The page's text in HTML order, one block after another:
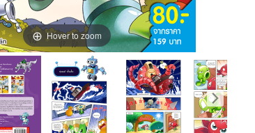
Hover to zoom